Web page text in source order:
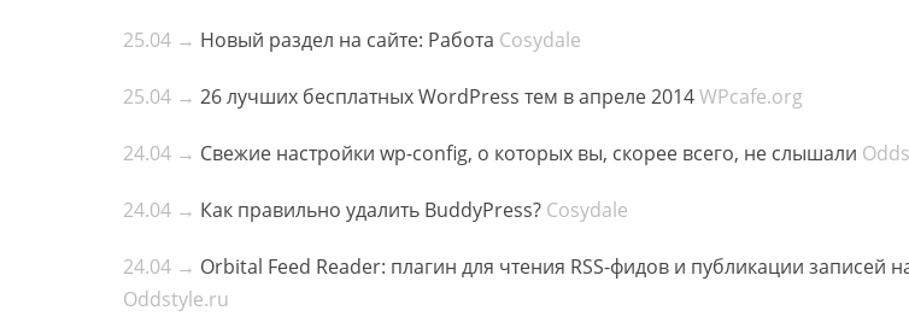
25.04 → Новый раздел на сайте: Работа Cosydale
25.04 → 26 лучших бесплатных WordPress тем в апреле 2014WPcafe.org
24.04 → Свежие настройки wp-config, о которых вы, скорее всего, не слышали
24.04 → Как правильно удалить BuddyPress? Cosydale
24.04 → Orbital Feed Reader: плагин для чтения RSS-фидов и публикации записей
Oddstyle.ru